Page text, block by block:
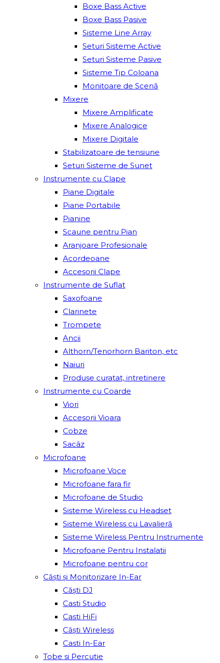
Boxe Bass Active
Boxe Bass Pasive
Sisteme Line Array
Seturi Sisteme Active
Seturi Sisteme Pasive
Sisteme Tip Coloana
Monitoare de Scenă
Mixere
Mixere Amplificate
Mixere Analogice
Mixere Digitale
Stabilizatoare de tensiune
Seturi Sisteme de Sunet
Instrumente cu Clape
Piane Digitale
Piane Portabile
Pianine
Scaune pentru Pian
Aranjoare Profesionale
Acordeoane
Accesorii Clape
Instrumente de Suflat
Saxofoane
Clarinete
Trompete
Ancii
Althorn/Tenorhorn Bariton, etc
Naiuri
Produse curatat, intretinere
Instrumente cu Coarde
Viori
Accesorii Vioara
Cobze
Sacâz
Microfoane
Microfoane Voce
Microfoane fara fir
Microfoane de Studio
Sisteme Wireless cu Headset
Sisteme Wireless cu Lavalieră
Sisteme Wireless Pentru Instrumente
Microfoane Pentru Instalatii
Microfoane pentru cor
Căști și Monitorizare In-Ear
Căști DJ
Casti Studio
Casti HiFi
Căști Wireless
Casti In-Ear
Tobe si Percutie